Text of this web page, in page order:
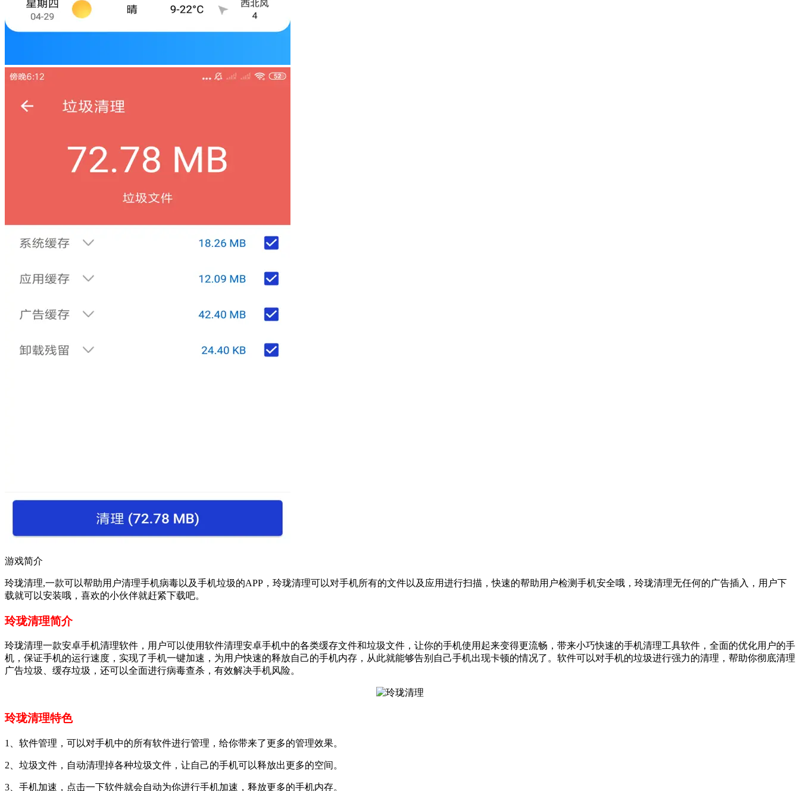
游戏简介
玲珑清理,一款可以帮助用户清理手机病毒以及手机垃圾的APP，玲珑清理可以对手机所有的文件以及应用进行扫描，快速的帮助用户检测手机安全哦，玲珑清理无任何的广告插入，用户下
载就可以安装哦，喜欢的小伙伴就赶紧下载吧。
玲珑清理简介
玲珑清理一款安卓手机清理软件，用户可以使用软件清理安卓手机中的各类缓存文件和垃圾文件，让你的手机使用起来变得更流畅，带来小巧快速的手机清理工具软件，全面的优化用户的手
机，保证手机的运行速度，实现了手机一键加速，为用户快速的释放自己的手机内存，从此就能够告别自己手机出现卡顿的情况了。软件可以对手机的垃圾进行强力的清理，帮助你彻底清理
广告垃圾、缓存垃圾，还可以全面进行病毒查杀，有效解决手机风险。
玲珑清理特色
1、软件管理，可以对手机中的所有软件进行管理，给你带来了更多的管理效果。
2、垃圾文件，自动清理掉各种垃圾文件，让自己的手机可以释放出更多的空间。
3、手机加速，点击一下软件就会自动为你进行手机加速，释放更多的手机内存。